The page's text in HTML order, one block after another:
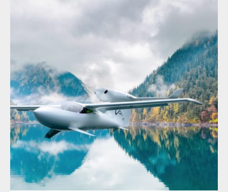
info@lisa-aviation.com
阿科雅(AKOYA)飞机性能配置
下一步 >